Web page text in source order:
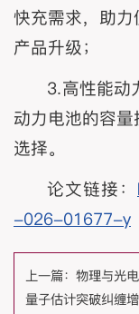
快充需求，助
产品升级；
3.高性能动
动力电池的容
选择。
论文链接：
-026-01677-y
上一篇： 物理与光
量子估计突破纠缠